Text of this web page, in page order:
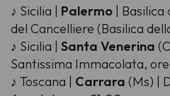
♪ Sicilia | Palermo | Basilica
del Cancelliere (Basilica
♪ Sicilia | Santa Venerina
Santissima Immacolata,
♪ Toscana | Carrara (Ms) |